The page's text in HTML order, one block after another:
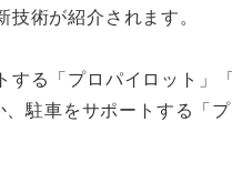
術が紹介されます。
する「プロパイロット
駐車をサポートする「